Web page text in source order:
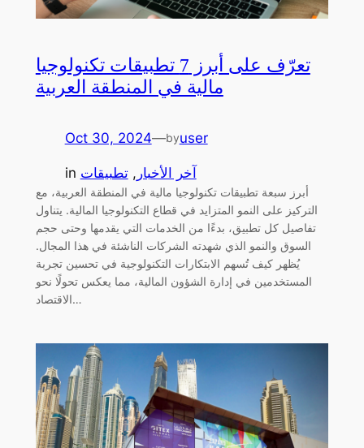
تعرّف على أبرز 7 تطبيقات تكنولوجيا
مالية في المنطقة العربية
Oct 30, 2024—byuser
in آخر الأخبار , تطبيقات
أبرز سبعة تطبيقات تكنولوجيا مالية في المنطقة العربية، مع
التركيز على النمو المتزايد في قطاع التكنولوجيا المالية. يتناول
تفاصيل كل تطبيق، بدءًا من الخدمات التي يقدمها وحتى حجم
السوق والنمو الذي شهدته الشركات الناشئة في هذا المجال.
يُظهر كيف تُسهم الابتكارات التكنولوجية في تحسين تجربة
المستخدمين في إدارة الشؤون المالية، مما يعكس تحولًا نحو
الاقتصاد…